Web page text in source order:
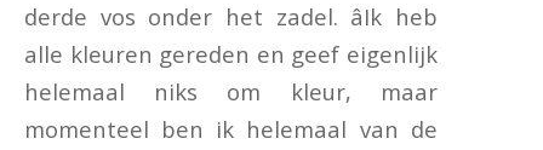
derde vos onder het zadel. âIk heb
alle kleuren gereden en geef eigenlijk
helemaal niks om kleur, maar
momenteel ben ik helemaal van de